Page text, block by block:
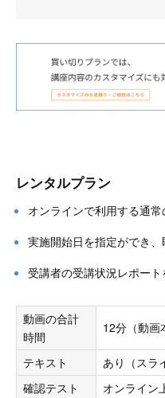
レンタルプラン
オンラインで利用する通
実施開始日を指定ができ
受講者の受講状況レポー
動画の合計
時間
12分（動画
テキスト
あり（スラ
確認テスト
オンライン